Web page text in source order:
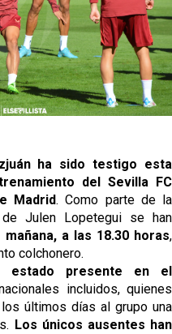
ya tiene horario
entre las cinco
cerrar su fichaje a la
FC por Alberto
ha sido testigo esta
del Sevilla FC
Madrid. Como parte de la
Julen Lopetegui se han
mañana, a las 18.30 horas,
colchonero.
estado presente en el
incluidos, quienes
últimos días al grupo una
Los únicos ausentes han